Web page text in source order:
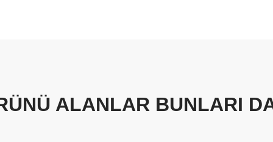
ALANLAR BUNLARI